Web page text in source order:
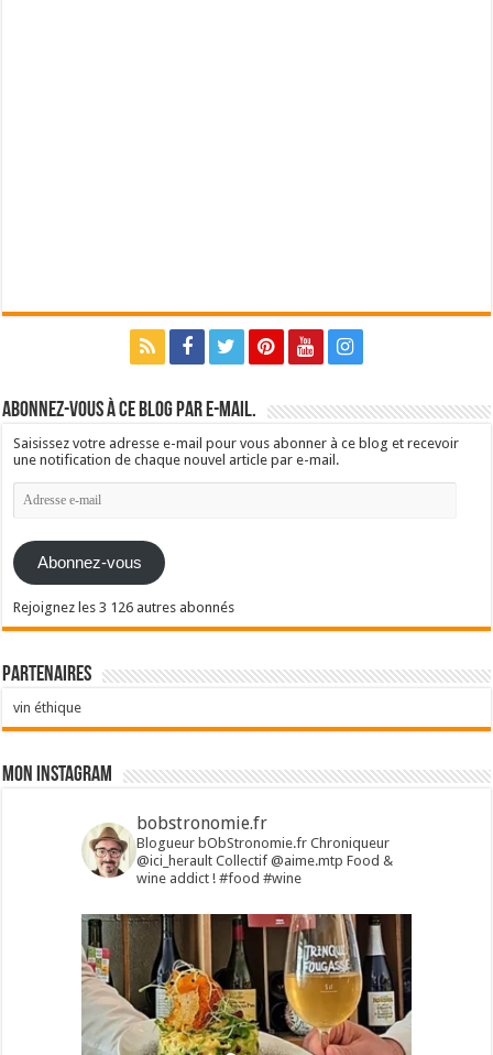
Abonnez-vous à ce blog par e-mail.
Saisissez votre adresse e-mail pour vous abonner à ce blog et recevoir
une notification de chaque nouvel article par e-mail.
Adresse
e-
Abonnez-vous
Rejoignez les 3 126 autres abonnés
Partenaires
vin éthique
Mon Instagram
bobstronomie.fr
Blogueur bObStronomie.fr Chroniqueur
@ici_heraultCollectif @aime.mtp Food &
wine addict !#food #wine